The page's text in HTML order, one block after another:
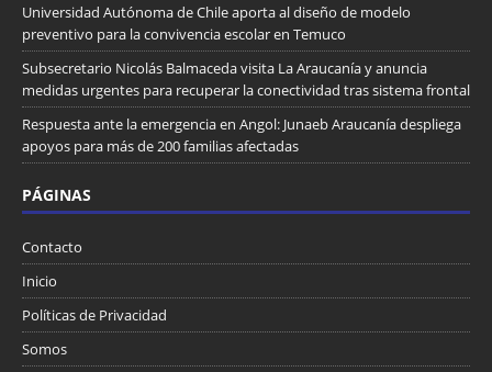
Universidad Autónoma de Chile aporta al diseño de modelo
preventivo para la convivencia escolar en Temuco
Subsecretario Nicolás Balmaceda visita La Araucanía y anuncia
medidas urgentes para recuperar la conectividad tras sistema frontal
Respuesta ante la emergencia en Angol: Junaeb Araucanía despliega
apoyos para más de 200 familias afectadas
PÁGINAS
Contacto
Inicio
Políticas de Privacidad
Somos